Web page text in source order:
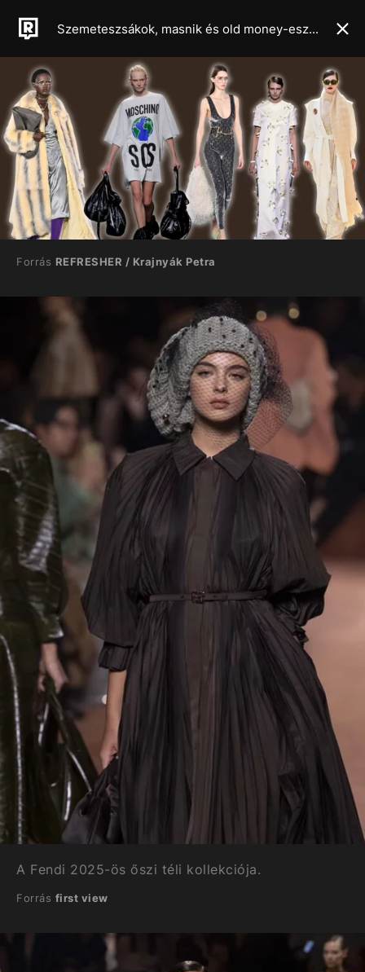
Szemeteszsákok, masnik és old money-esztétika – A milánói divathét legszebb kollekciói
Forrás REFRESHER / Krajnyák Petra
A Fendi 2025-ös őszi téli kollekciója.
Forrás first view